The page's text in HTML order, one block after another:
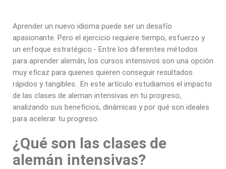
Aprender un nuevo idioma puede ser un desafío
apasionante. Pero el ejercicio requiere tiempo, esfuerzo y
un enfoque estratégico.- Entre los diferentes métodos
para aprender alemán, los cursos intensivos son una opción
muy eficaz para quienes quieren conseguir resultados
rápidos y tangibles.. En este artículo estudiamos el impacto
de las clases de aleman intensivas en tu progreso,
analizando sus beneficios, dinámicas y por qué son ideales
para acelerar tu progreso.
¿Qué son las clases de
alemán intensivas?